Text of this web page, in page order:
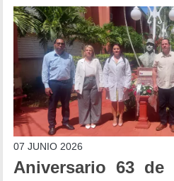
07 JUNIO 2026
Aniversario 63 de